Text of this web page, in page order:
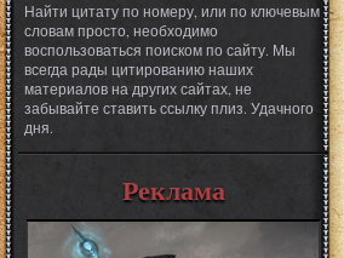
Найти цитату по номеру, или по ключевым
словам просто, необходимо
воспользоваться поиском по сайту. Мы
всегда рады цитированию наших
материалов на других сайтах, не
забывайте ставить ссылку плиз. Удачного
дня.
Реклама